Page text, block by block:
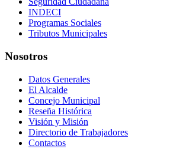
INDECI
Programas Sociales
Tributos Municipales
Nosotros
Datos Generales
El Alcalde
Concejo Municipal
Reseña Histórica
Visión y Misión
Directorio de Trabajadores
Contactos